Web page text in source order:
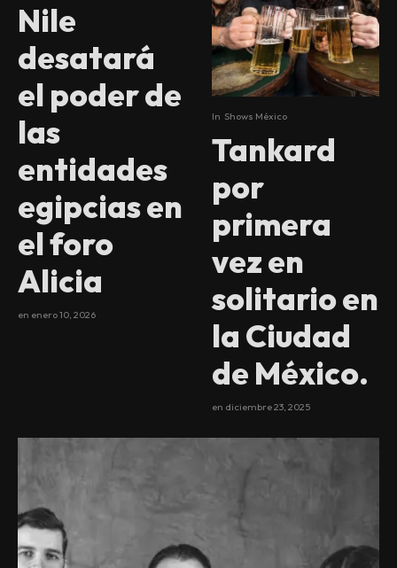
Nile
desatará
el poder de
las
entidades
egipcias en
el foro
Alicia
en enero 10, 2026
In Shows México
Tankard
por
primera
vez en
solitario en
la Ciudad
de México.
en diciembre 23, 2025